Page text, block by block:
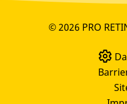
© 2026 PRO